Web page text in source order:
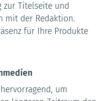
zur Titelseite und
mit der Redaktion.
für Ihre Produkte
um